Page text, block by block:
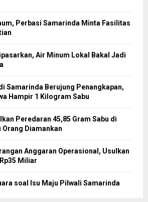
Perbasi Samarinda Minta Fasilitas
Air Minum Lokal Bakal Jadi
Samarinda Berujung Penangkapan,
Hampir 1 Kilogram Sabu
Peredaran 45,85 Gram Sabu di
Orang Diamankan
Anggaran Operasional, Usulkan
Miliar
soal Isu Maju Pilwali Samarinda